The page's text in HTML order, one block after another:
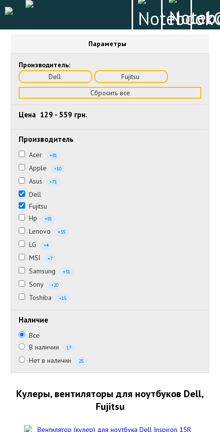
Параметры
Производитель:
Dell
Fujitsu
Сбросить все
Цена 129 - 559 грн.
Производитель
Acer +81
Apple +10
Asus +71
Dell
Fujitsu
Hp
+81
Lenovo +35
LG +4
MSI +7
Samsung +31
Sony +20
Toshiba +15
Наличие
Все
В наличии
17
Нет в наличии 25
Кулеры, вентиляторы для ноутбуков Dell,
Fujitsu